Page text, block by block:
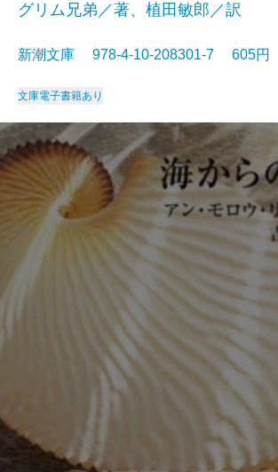
グリム兄弟／著、植田敏郎／訳
新潮文庫 978-4-10-208301-7 605円
文庫電子書籍あり